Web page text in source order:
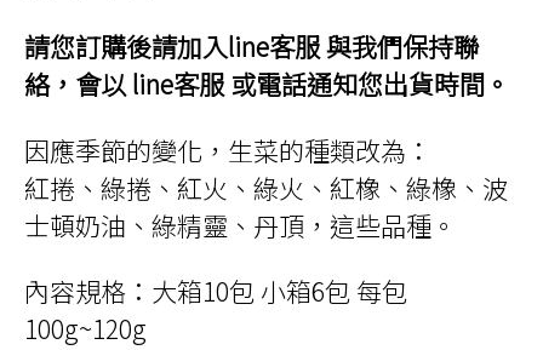
請您訂購後請加入line客服 與我們保持聯
絡，會以 line客服 或電話通知您出貨時間。
因應季節的變化，生菜的種類改為：
紅捲、綠捲、紅火、綠火、紅橡、綠橡、波
士頓奶油、綠精靈、丹頂，這些品種。
內容規格：大箱10包 小箱6包 每包
100g~120g